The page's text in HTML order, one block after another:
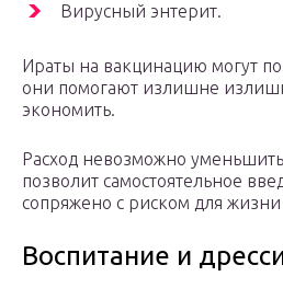
Вирусный энтерит.
Ираты на вакцинацию могут
они помогают излишне
экономить.
Расход невозможно
позволит самостоятельное
сопряжено с риском для
Воспитание и